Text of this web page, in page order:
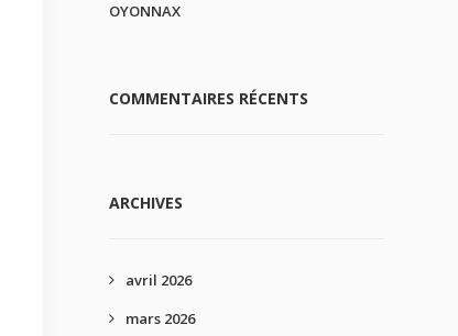
OYONNAX
COMMENTAIRES RÉCENTS
ARCHIVES
avril 2026
mars 2026